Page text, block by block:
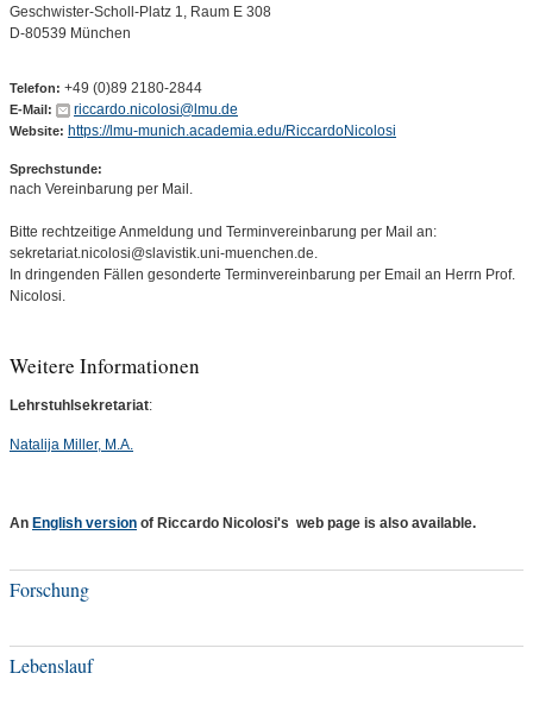
Geschwister-Scholl-Platz 1, Raum E 308
D-80539 München
Telefon: +49 (0)89 2180-2844
E-Mail: riccardo.nicolosi@lmu.de
Website: https://lmu-munich.academia.edu/RiccardoNicolosi
Sprechstunde:
nach Vereinbarung per Mail.
Bitte rechtzeitige Anmeldung und Terminvereinbarung per Mail an:
sekretariat.nicolosi@slavistik.uni-muenchen.de.
In dringenden Fällen gesonderte Terminvereinbarung per Email an Herrn Prof.
Nicolosi.
Weitere Informationen
Lehrstuhlsekretariat:
Natalija Miller, M.A.
An English version of Riccardo Nicolosi's web page is also available.
Forschung
Lebenslauf